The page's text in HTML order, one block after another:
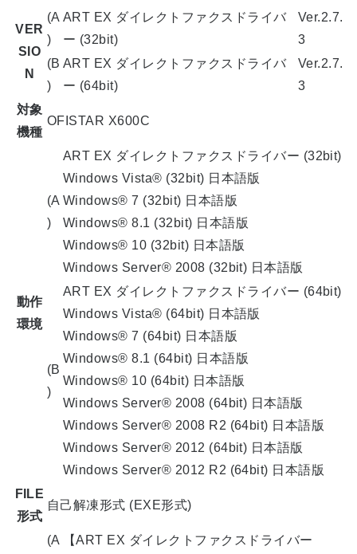
VER
SIO
N
(A
)
ART EX ダイレクトファクスドライバ
ー (32bit)
Ver.2.7.
3
(B
)
ART EX ダイレクトファクスドライバ
ー (64bit)
Ver.2.7.
3
対象
機種
OFISTAR X600C
動作
環境
(A
)
ART EX ダイレクトファクスドライバー (32bit)
Windows Vista® (32bit) 日本語版
Windows® 7 (32bit) 日本語版
Windows® 8.1 (32bit) 日本語版
Windows® 10 (32bit) 日本語版
Windows Server® 2008 (32bit) 日本語版
(B
)
ART EX ダイレクトファクスドライバー (64bit)
Windows Vista® (64bit) 日本語版
Windows® 7 (64bit) 日本語版
Windows® 8.1 (64bit) 日本語版
Windows® 10 (64bit) 日本語版
Windows Server® 2008 (64bit) 日本語版
Windows Server® 2008 R2 (64bit) 日本語版
Windows Server® 2012 (64bit) 日本語版
Windows Server® 2012 R2 (64bit) 日本語版
FILE
形式
自己解凍形式 (EXE形式)
(A
【ART EX ダイレクトファクスドライバー